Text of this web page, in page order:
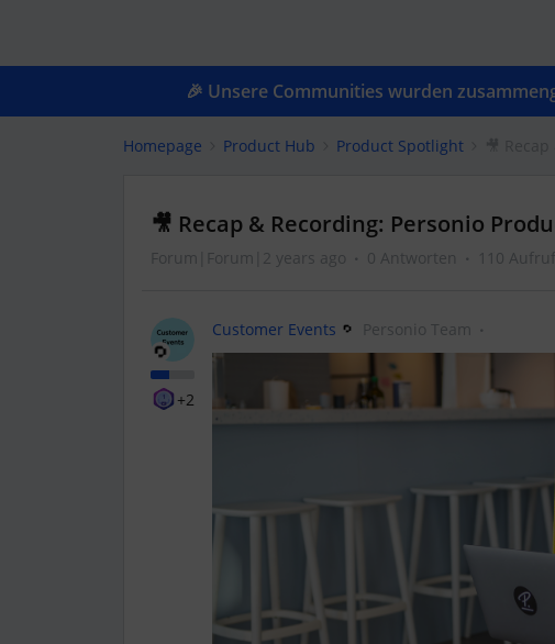
🎉 Unsere Communities wurden
Homepage Product Hub Product Spotlight
🎥 Recap & Recording: Personio
Forum|Forum|2 years ago 0 Antworten 110
+2
Customer Events Personio Team